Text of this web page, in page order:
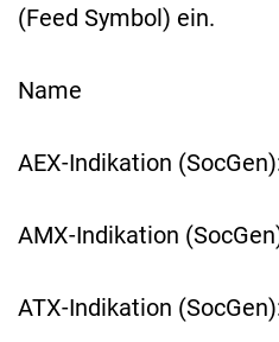
(Feed Symbol) ein.
Name :
AEX-Indikation
AMX-Indikation
ATX-Indikation